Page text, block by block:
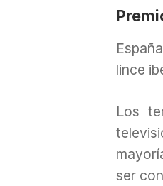
lince
Los
ser